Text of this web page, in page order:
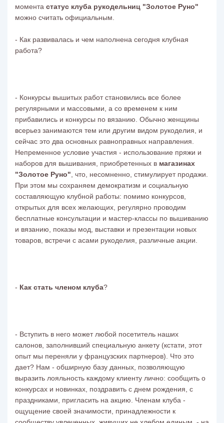
момента статус клуба рукодельниц "Золотое Руно"
можно считать официальным.
- Как развивалась и чем наполнена сегодня клубная
работа?
- Конкурсы вышитых работ становились все более
регулярными и массовыми, а со временем к ним
прибавились и конкурсы по вязанию. Обычно женщины
всерьез занимаются тем или другим видом рукоделия, и
сейчас это два основных равноправных направления.
Непременное условие участия - использование пряжи и
наборов для вышивания, приобретенных в магазинах
"Золотое Руно" , что, несомненно, стимулирует продажи.
При этом мы сохраняем демократизм и социальную
составляющую клубной работы: помимо конкурсов,
открытых для всех желающих, регулярно проводим
бесплатные консультации и мастер-классы по вышиванию
и вязанию, показы мод, выставки и презентации новых
товаров, встречи с асами рукоделия, различные акции.
- Как стать членом клуба?
- Вступить в него может любой посетитель наших
салонов, заполнивший специальную анкету (кстати, этот
опыт мы переняли у французских партнеров). Что это
дает? Нам - обширную базу данных, позволяющую
выразить лояльность каждому клиенту лично: сообщить о
конкурсах и новинках, поздравить с днем рождения, с
праздниками, пригласить на акцию. Членам клуба -
ощущение своей значимости, принадлежности к